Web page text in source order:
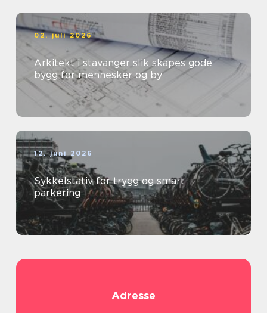
02. juli 2026
Arkitekt i stavanger slik skapes gode
bygg for mennesker og by
12. juni 2026
Sykkelstativ for trygg og smart
parkering
Adresse